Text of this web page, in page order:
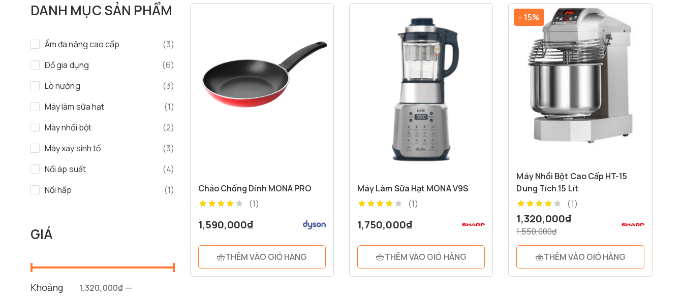
DANH MỤC SẢN PHẨM
Ấm đa năng cao cấp
(3)
Đồ gia dụng
(6)
Lò nướng
(3)
Máy làm sữa hạt
(1)
Máy nhồi bột
(2)
Máy xay sinh tố
(3)
Nồi áp suất
(4)
Nồi hấp
(1)
GIÁ
Khoảng
1,320,000₫—
Chảo Chống Dính MONA PRO
(1)
1,590,000₫
THÊM VÀO GIỎ HÀNG
Máy Làm Sữa Hạt MONA V9S
(1)
1,750,000₫
THÊM VÀO GIỎ HÀNG
- 15%
Máy Nhồi Bột Cao Cấp HT-15
Dung Tích 15 Lít
(1)
1,550,000₫
1,320,000₫
THÊM VÀO GIỎ HÀNG